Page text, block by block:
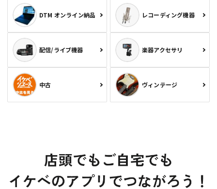
DTM オンライン納品 レコーディング機器
配信/ライブ機器 楽器アクセサリ
中古 ヴィンテージ